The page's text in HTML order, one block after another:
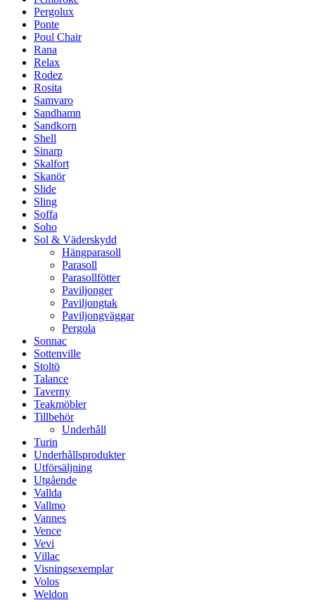
Pergolux
Ponte
Poul Chair
Rana
Relax
Rodez
Rosita
Samvaro
Sandhamn
Sandkorn
Shell
Sinarp
Skalfort
Skanör
Slide
Sling
Soffa
Soho
Sol & Väderskydd
Hängparasoll
Parasoll
Parasollfötter
Paviljonger
Paviljongtak
Paviljongväggar
Pergola
Sonnac
Sottenville
Stoltö
Talance
Taverny
Teakmöbler
Tillbehör
Underhåll
Turin
Underhållsprodukter
Utförsäljning
Utgående
Vallda
Vallmo
Vannes
Vence
Vevi
Villac
Visningsexemplar
Volos
Weldon